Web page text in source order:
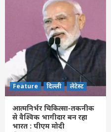
Feature दिल्ली लेटेस्ट
आत्मनिर्भर चिकित्सा-तकनीक
से वैश्विक भागीदार बन रहा
भारत : पीएम मोदी